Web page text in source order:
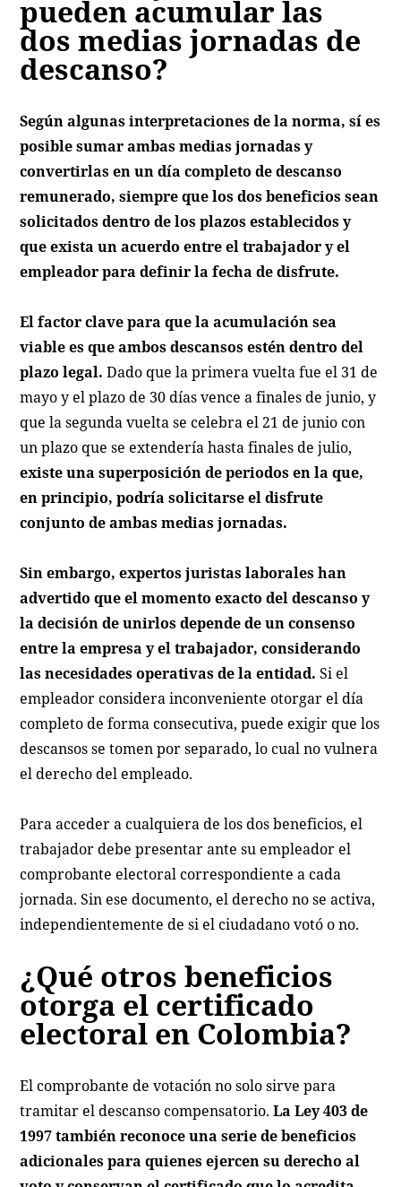
pueden acumular las
dos medias jornadas de
descanso?
Según algunas interpretaciones de la norma, sí es
posible sumar ambas medias jornadas y
convertirlas en un día completo de descanso
remunerado, siempre que los dos beneficios sean
solicitados dentro de los plazos establecidos y
que exista un acuerdo entre el trabajador y el
empleador para definir la fecha de disfrute.
El factor clave para que la acumulación sea
viable es que ambos descansos estén dentro del
plazo legal. Dado que la primera vuelta fue el 31 de
mayo y el plazo de 30 días vence a finales de junio, y
que la segunda vuelta se celebra el 21 de junio con
un plazo que se extendería hasta finales de julio,
existe una superposición de periodos en la que,
en principio, podría solicitarse el disfrute
conjunto de ambas medias jornadas.
Sin embargo, expertos juristas laborales han
advertido que el momento exacto del descanso y
la decisión de unirlos depende de un consenso
entre la empresa y el trabajador, considerando
las necesidades operativas de la entidad. Si el
empleador considera inconveniente otorgar el día
completo de forma consecutiva, puede exigir que los
descansos se tomen por separado, lo cual no vulnera
el derecho del empleado.
Para acceder a cualquiera de los dos beneficios, el
trabajador debe presentar ante su empleador el
comprobante electoral correspondiente a cada
jornada. Sin ese documento, el derecho no se activa,
independientemente de si el ciudadano votó o no.
¿Qué otros beneficios
otorga el certificado
electoral en Colombia?
El comprobante de votación no solo sirve para
tramitar el descanso compensatorio.La Ley 403 de
1997 también reconoce una serie de beneficios
adicionales para quienes ejercen su derecho al